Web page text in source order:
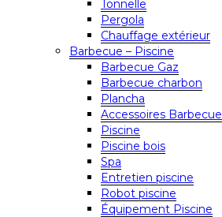
Tonnelle
Pergola
Chauffage extérieur
Barbecue – Piscine
Barbecue Gaz
Barbecue charbon
Plancha
Accessoires Barbecue
Piscine
Piscine bois
Spa
Entretien piscine
Robot piscine
Équipement Piscine